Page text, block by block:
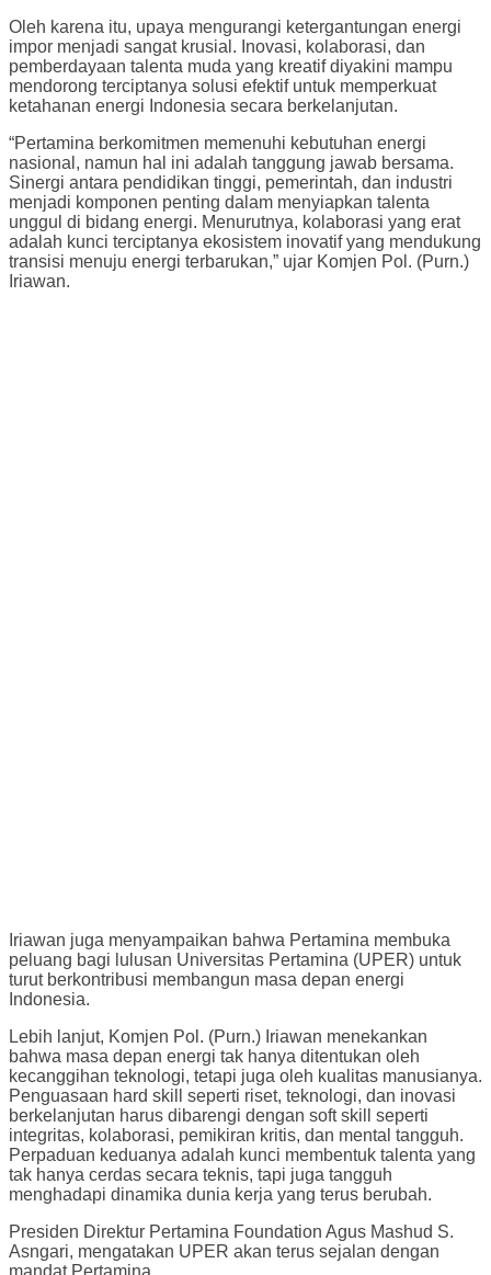
Oleh karena itu, upaya mengurangi ketergantungan energi
impor menjadi sangat krusial. Inovasi, kolaborasi, dan
pemberdayaan talenta muda yang kreatif diyakini mampu
mendorong terciptanya solusi efektif untuk memperkuat
ketahanan energi Indonesia secara berkelanjutan.
“Pertamina berkomitmen memenuhi kebutuhan energi
nasional, namun hal ini adalah tanggung jawab bersama.
Sinergi antara pendidikan tinggi, pemerintah, dan industri
menjadi komponen penting dalam menyiapkan talenta
unggul di bidang energi. Menurutnya, kolaborasi yang erat
adalah kunci terciptanya ekosistem inovatif yang mendukung
transisi menuju energi terbarukan,” ujar Komjen Pol. (Purn.)
Iriawan.
Iriawan juga menyampaikan bahwa Pertamina membuka
peluang bagi lulusan Universitas Pertamina (UPER) untuk
turut berkontribusi membangun masa depan energi
Indonesia.
Lebih lanjut, Komjen Pol. (Purn.) Iriawan menekankan
bahwa masa depan energi tak hanya ditentukan oleh
kecanggihan teknologi, tetapi juga oleh kualitas manusianya.
Penguasaan hard skill seperti riset, teknologi, dan inovasi
berkelanjutan harus dibarengi dengan soft skill seperti
integritas, kolaborasi, pemikiran kritis, dan mental tangguh.
Perpaduan keduanya adalah kunci membentuk talenta yang
tak hanya cerdas secara teknis, tapi juga tangguh
menghadapi dinamika dunia kerja yang terus berubah.
Presiden Direktur Pertamina Foundation Agus Mashud S.
Asngari, mengatakan UPER akan terus sejalan dengan
mandat Pertamina.